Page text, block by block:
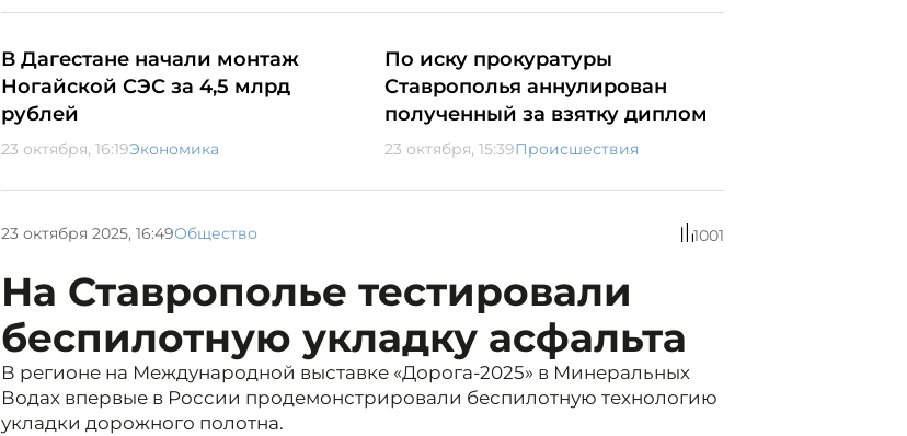
В Дагестане начали монтаж
Ногайской СЭС за 4,5 млрд
рублей
23 октября, 16:19Экономика
По иску прокуратуры
Ставрополья аннулирован
полученный за взятку диплом
23 октября, 15:39Происшествия
23 октября 2025, 16:49Общество 1001
На Ставрополье тестировали
беспилотную укладку асфальта
В регионе на Международной выставке «Дорога-2025» в Минеральных
Водах впервые в России продемонстрировали беспилотную технологию
укладки дорожного полотна.